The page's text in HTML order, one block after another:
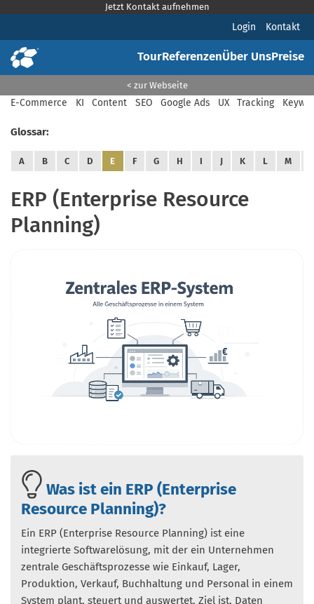
Jetzt Kontakt aufnehmen
Login Kontakt
TourReferenzenÜber UnsPreise
< zur Webseite
E-Commerce KI Content SEO Google Ads UX Tracking
Glossar:
A B C D E F G H I J K L M
ERP (Enterprise Resource
Planning)
Was ist ein ERP (Enterprise
Resource Planning)?
Ein ERP (Enterprise Resource Planning) ist eine
integrierte Softwarelösung, mit der ein Unternehmen
zentrale Geschäftsprozesse wie Einkauf, Lager,
Produktion, Verkauf, Buchhaltung und Personal in einem
System plant, steuert und auswertet. Ziel ist, Daten